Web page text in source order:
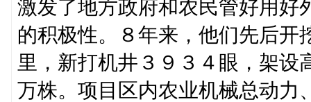
激发了地方政府和农民管好用好
的积极性。８年来，他们先后开
里，新打机井３９３４眼，架设
万株。项目区内农业机械总动力